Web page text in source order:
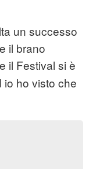
un successo
il brano
il Festival si è
ho visto che